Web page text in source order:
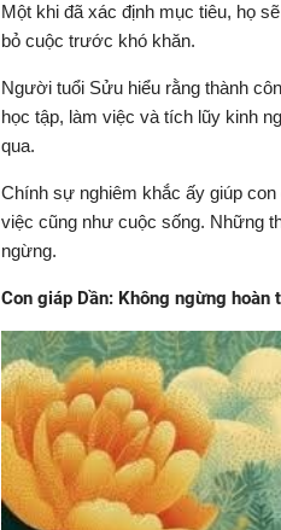
Một khi đã xác định mục tiêu, họ
bỏ cuộc trước khó khăn.
Người tuổi Sửu hiểu rằng thành
học tập, làm việc và tích lũy kinh
qua.
Chính sự nghiêm khắc ấy giúp
việc cũng như cuộc sống. Những
ngừng.
Con giáp Dần: Không ngừng